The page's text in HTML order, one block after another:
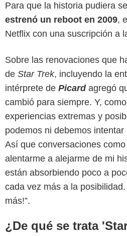
Para que la historia pudiera
estrenó un reboot en 2009,
Netflix con una suscripción a
Sobre las renovaciones que
de Star Trek, incluyendo la
intérprete de Picard agregó
cambió para siempre. Y,
experiencias extremas y
podemos ni debemos
Así que conversaciones
alentarme a alejarme de mi
están absorbiendo poco a
cada vez más a la posibilidad.
más!”.
¿De qué se trata